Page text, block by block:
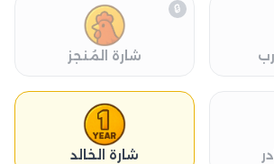
شارة المُنجز
🔒
شارة الخالد